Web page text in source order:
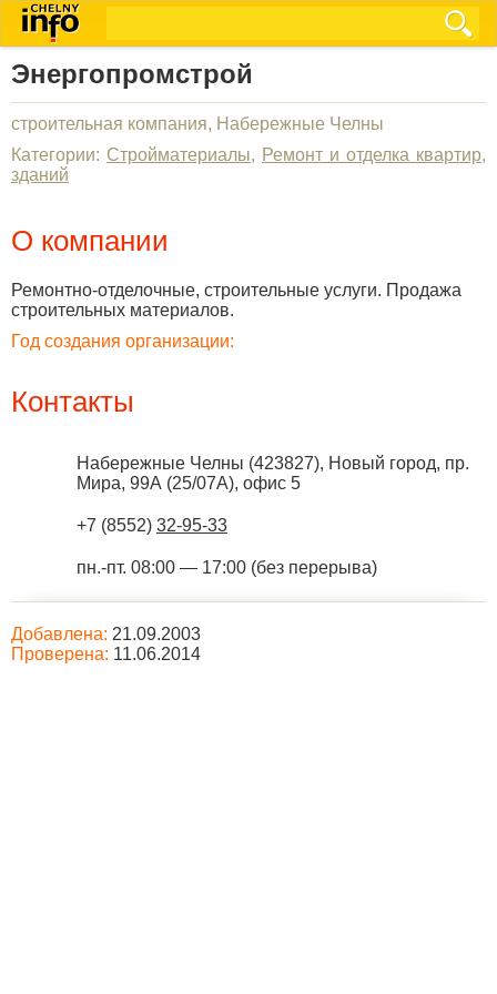
Энергопромстрой
строительная компания, Набережные Челны
Категории: Стройматериалы, Ремонт и отделка квартир,
зданий
О компании
Ремонтно-отделочные, строительные услуги. Продажа
строительных материалов.
Год создания организации:
Контакты
Набережные Челны (423827), Новый город, пр.
Мира, 99А (25/07А), офис 5
+7 (8552) 32-95-33
пн.-пт. 08:00 — 17:00 (без перерыва)
Добавлена: 21.09.2003
Проверена: 11.06.2014